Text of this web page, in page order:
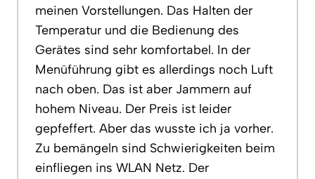
meinen Vorstellungen. Das Halten der
Temperatur und die Bedienung des
Gerätes sind sehr komfortabel. In der
Menüführung gibt es allerdings noch Luft
nach oben. Das ist aber Jammern auf
hohem Niveau. Der Preis ist leider
gepfeffert. Aber das wusste ich ja vorher.
Zu bemängeln sind Schwierigkeiten beim
einfliegen ins WLAN Netz. Der